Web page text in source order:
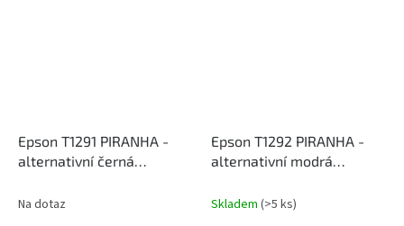
Epson T1291 PIRANHA -
alternativní černá
Na dotaz
Epson T1292 PIRANHA -
alternativní modrá
Skladem (>5 ks)